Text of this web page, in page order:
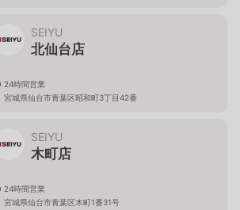
SEIYU
北仙台店
24時間営業
宮城県仙台市青葉区昭和町3丁目42番
SEIYU
木町店
24時間営業
宮城県仙台市青葉区木町1番31号